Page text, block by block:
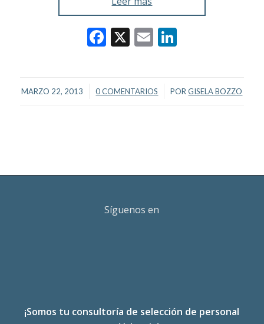
Facebook
X EmailLinkedIn
MARZO 22, 2013
/ 0 COMENTARIOS
/ PORGISELA BOZZO
Síguenos en
¡Somos tu consultoría de selección de personal